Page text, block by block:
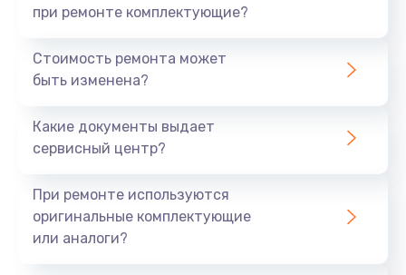
Заказать
Замена термостата
Заказать
3390 руб.
Заказать
при ремонте комплектующие?
Стоимость ремонта может
быть изменена?
Какие документы выдает
сервисный центр?
При ремонте используются
оригинальные комплектующие
или аналоги?